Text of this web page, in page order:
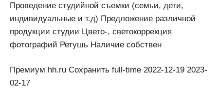
Проведение студийной съемки (семьи, дети,
индивидуальные и т.д) Предложение различной
продукции студии Цвето-, светокоррекция
фотографий Ретушь Наличие собствен
Премиум hh.ru Сохранить full-time 2022-12-19 2023-
02-17